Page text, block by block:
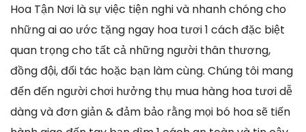
Hoa Tận Nơi là sự việc tiện nghi và nhanh chóng cho
những ai ao ước tặng ngay hoa tươi 1 cách đặc biệt
quan trọng cho tất cả những người thân thương,
đồng đội, đối tác hoặc bạn làm cùng. Chúng tôi mang
đến đến người chơi hưởng thụ mua hàng hoa tươi dễ
dàng và đơn giản & đảm bảo rằng mọi bó hoa sẽ tiến